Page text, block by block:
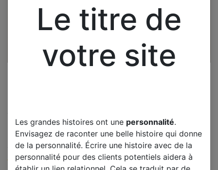
SONY KDL37P300 CARTE
ALIMENTATION 1-874-219-14
(0 avis)
Le titre de
votre site
Les grandes histoires ont une personnalité.
Envisagez de raconter une belle histoire qui donne
de la personnalité. Écrire une histoire avec de la
personnalité pour des clients potentiels aidera à